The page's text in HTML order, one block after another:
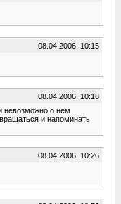
08.04.2006, 10:15
08.04.2006, 10:18
невозможно о нем
и напоминать
08.04.2006, 10:26